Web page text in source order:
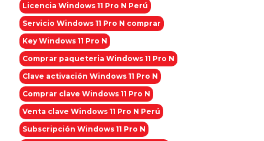
Licencia Windows 11 Pro N Perú
Servicio Windows 11 Pro N comprar
Key Windows 11 Pro N
Comprar paqueteria Windows 11 Pro N
Clave activación Windows 11 Pro N
Comprar clave Windows 11 Pro N
Venta clave Windows 11 Pro N Perú
Subscripción Windows 11 Pro N